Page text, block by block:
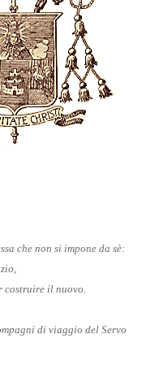
che non si impone da sè:
costruire il nuovo.
di viaggio del Servo